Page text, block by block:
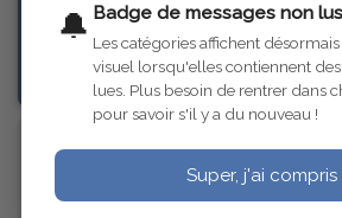
🔔 Badge de messages non lus
Les catégories affichent
visuel lorsqu'elles contiennent
lues. Plus besoin de rentrer dans
pour savoir s'il y a du nouveau !
Super, j'ai compris
Discussions
Vous trouverez ici la charte du